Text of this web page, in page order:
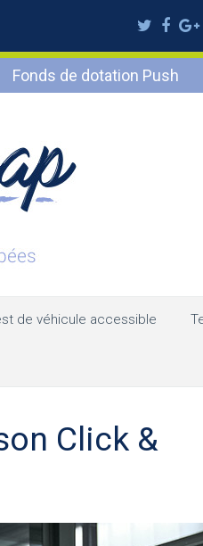
Twitter
Fonds de dotation Push
de véhicule accessible
Click &